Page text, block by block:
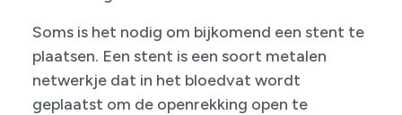
Soms is het nodig om bijkomend een stent te
plaatsen. Een stent is een soort metalen
netwerkje dat in het bloedvat wordt
geplaatst om de openrekking open te